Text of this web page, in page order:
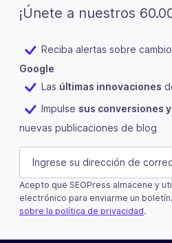
¡Únete a nuestros
Reciba alertas sobre
Google
Las últimas innovaciones
Impulse sus conversiones
nuevas publicaciones de blog
Name
Este campo es un campo de
E-mail (Obligatorio)
Acepto que SEOPress almacene y
electrónico para enviarme un boletín.
sobre la política de privacidad.